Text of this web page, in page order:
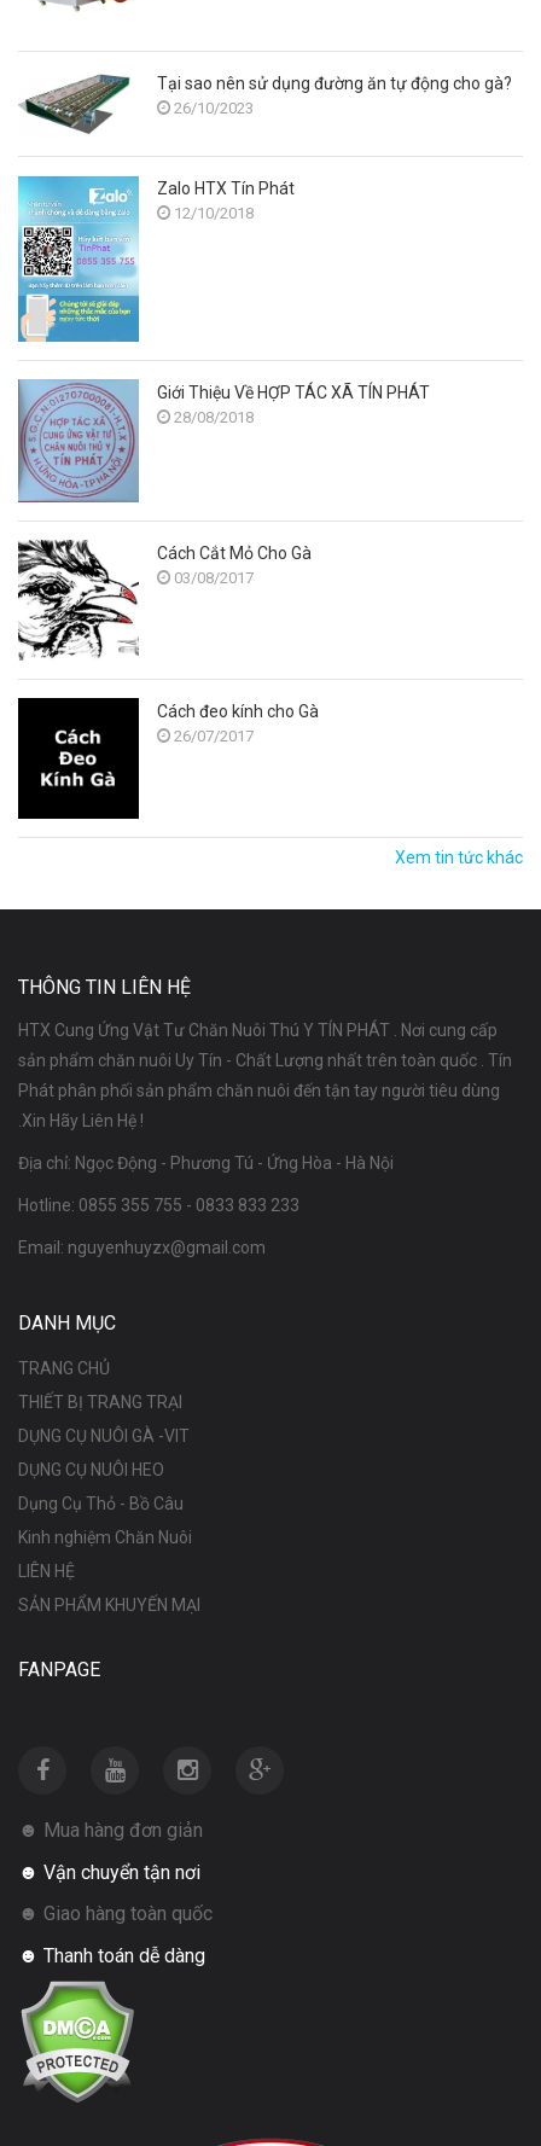
Tại sao nên sử dụng đường ăn tự động cho gà?
26/10/2023
Zalo HTX Tín Phát
12/10/2018
Giới Thiệu Về HỢP TÁC XÃ TÍN PHÁT
28/08/2018
Cách Cắt Mỏ Cho Gà
03/08/2017
Cách đeo kính cho Gà
26/07/2017
Xem tin tức khác
THÔNG TIN LIÊN HỆ
HTX Cung Ứng Vật Tư Chăn Nuôi Thú Y TÍN PHÁT . Nơi cung cấp
sản phẩm chăn nuôi Uy Tín - Chất Lượng nhất trên toàn quốc . Tín
Phát phân phối sản phẩm chăn nuôi đến tận tay người tiêu dùng
.Xin Hãy Liên Hệ !
Địa chỉ: Ngọc Động - Phương Tú - Ứng Hòa - Hà Nội
Hotline: 0855 355 755 - 0833 833 233
Email: nguyenhuyzx@gmail.com
DANH MỤC
TRANG CHỦ
THIẾT BỊ TRANG TRẠI
DỤNG CỤ NUÔI GÀ -VIT
DỤNG CỤ NUÔI HEO
Dụng Cụ Thỏ - Bồ Câu
Kinh nghiệm Chăn Nuôi
LIÊN HỆ
SẢN PHẨM KHUYẾN MẠI
FANPAGE
☻ Mua hàng đơn giản
☻ Vận chuyển tận nơi
☻ Giao hàng toàn quốc
☻ Thanh toán dễ dàng